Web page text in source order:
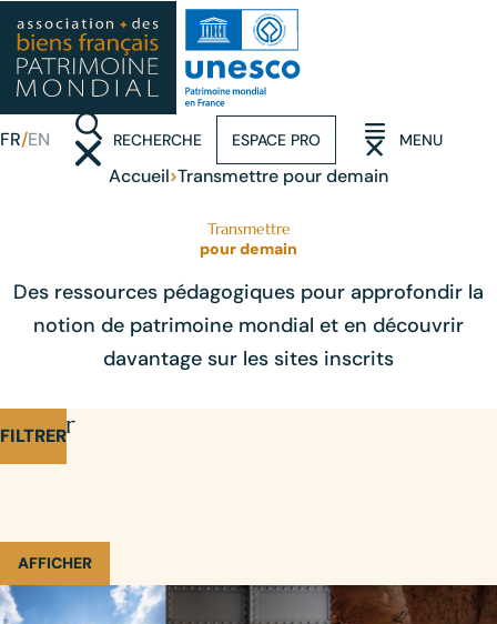
FR EN RECHERCHE
(OUVRIR LA RECHERCHE)ESPACE PRO MENU
(OUVRIR LE MENU)
Accueil›Transmettre pour demain
Transmettre
pour demain
Des ressources pédagogiques pour approfondir la
notion de patrimoine mondial et en découvrir
davantage sur les sites inscrits
FILTRER
Affiner
AFFICHER